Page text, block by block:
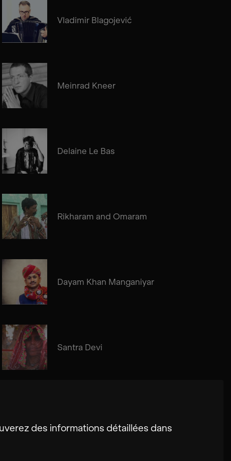
des informations détaillées dans
Vladimir Blagojević
Meinrad Kneer
Delaine Le Bas
Rikharam and Omaram
Dayam Khan Manganiyar
Santra Devi